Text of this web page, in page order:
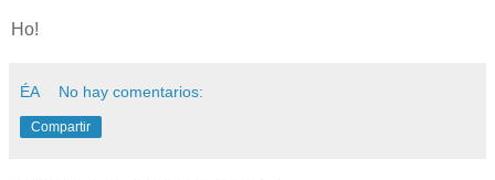
Ho!
ÉA No hay comentarios:
Compartir